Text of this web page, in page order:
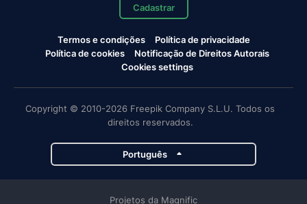
Cadastrar
Termos e condições
Política de privacidade
Política de cookies
Notificação de Direitos Autorais
Cookies settings
Copyright © 2010-2026 Freepik Company S.L.U. Todos os
direitos reservados.
Português
Projetos da Magnific